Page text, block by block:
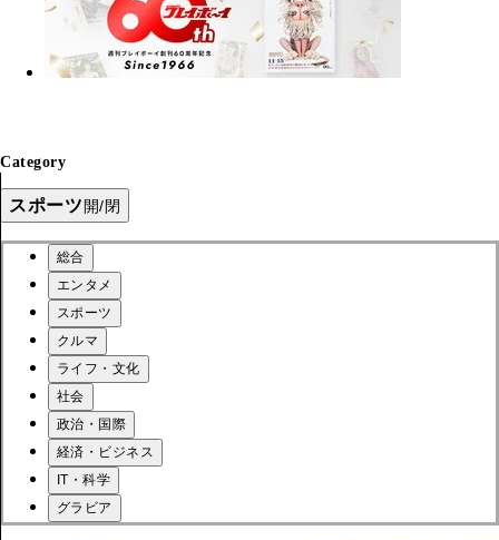
Category
スポーツ開/閉
総合
エンタメ
スポーツ
クルマ
ライフ・文化
社会
政治・国際
経済・ビジネス
IT・科学
グラビア